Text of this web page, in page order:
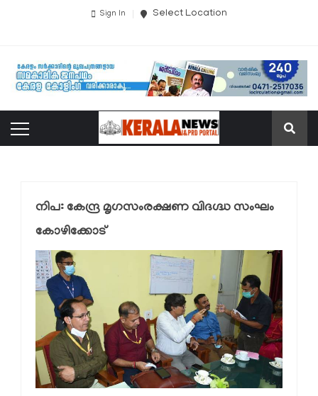
Sign In Select Location
നിപ: കേന്ദ്ര മൃഗസംരക്ഷണ വിദഗ്ദ്ധ സംഘം
കോഴിക്കോട്